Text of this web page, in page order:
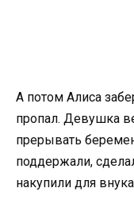
А потом Алиса
пропал. Девушка
прерывать
поддержали,
накупили для